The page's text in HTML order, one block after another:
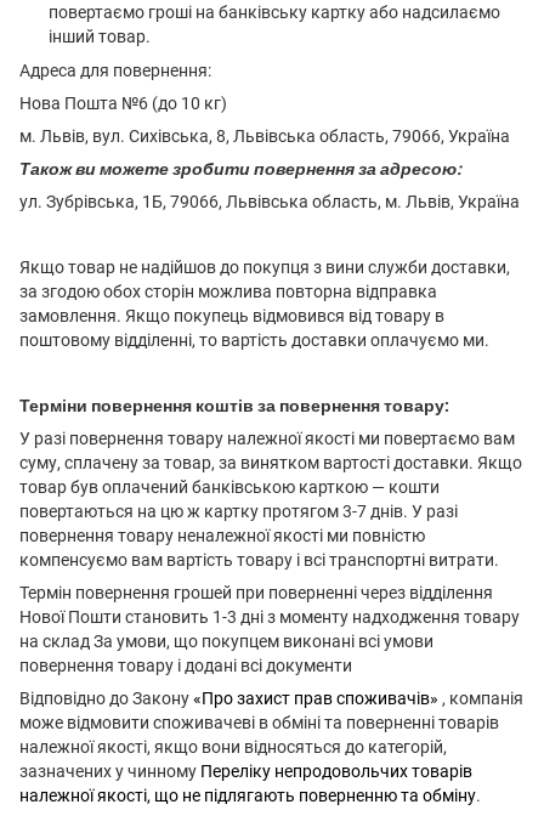
повертаємо гроші на банківську картку або надсилаємо
інший товар.
Адреса для повернення:
Нова Пошта №6 (до 10 кг)
м. Львів, вул. Сихівська, 8, Львівська область, 79066, Україна
Також ви можете зробити повернення за адресою:
ул. Зубрівська, 1Б, 79066, Львівська область, м. Львів, Україна
Якщо товар не надійшов до покупця з вини служби доставки,
за згодою обох сторін можлива повторна відправка
замовлення. Якщо покупець відмовився від товару в
поштовому відділенні, то вартість доставки оплачуємо ми.
Терміни повернення коштів за повернення товару:
У разі повернення товару належної якості ми повертаємо вам
суму, сплачену за товар, за винятком вартості доставки. Якщо
товар був оплачений банківською карткою — кошти
повертаються на цю ж картку протягом 3-7 днів. У разі
повернення товару неналежної якості ми повністю
компенсуємо вам вартість товару і всі транспортні витрати.
Термін повернення грошей при поверненні через відділення
Нової Пошти становить 1-3 дні з моменту надходження товару
на склад За умови, що покупцем виконані всі умови
повернення товару і додані всі документи
Відповідно до Закону«Про захист прав споживачів» , компанія
може відмовити споживачеві в обміні та поверненні товарів
належної якості, якщо вони відносяться до категорій,
зазначених у чинному Переліку непродовольчих товарів
належної якості, що не підлягають поверненню та обміну.